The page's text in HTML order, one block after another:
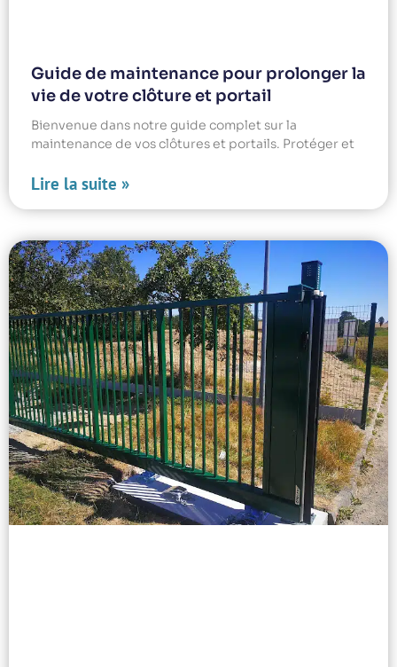
Guide de maintenance pour prolonger la
vie de votre clôture et portail
Bienvenue dans notre guide complet sur la
maintenance de vos clôtures et portails. Protéger et
Lire la suite »